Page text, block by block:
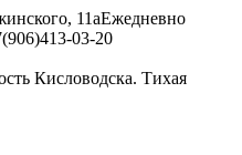
11аЕжедневно
03-20
Кисловодска. Тихая